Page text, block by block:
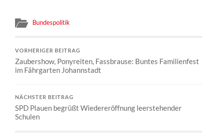
Bundespolitik
VORHERIGER BEITRAG
Zaubershow, Ponyreiten, Fassbrause: Buntes Familienfest
im Fährgarten Johannstadt
NÄCHSTER BEITRAG
SPD Plauen begrüßt Wiedereröffnung leerstehender
Schulen